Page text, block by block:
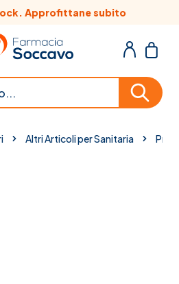
Approfittane subito
Altri Articoli per Sanitaria